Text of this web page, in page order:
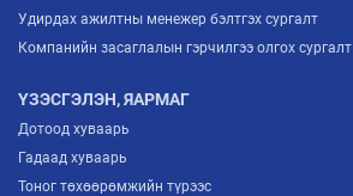
Удирдах ажилтны менежер бэлтгэх сургалт
Компанийн засаглалын гэрчилгээ олгох сургалт
ҮЗЭСГЭЛЭН, ЯАРМАГ
Дотоод хуваарь
Гадаад хуваарь
Тоног төхөөрөмжийн түрээс